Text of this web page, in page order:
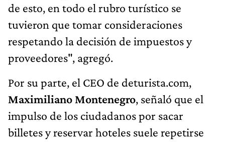
de esto, en todo el rubro turístico se
tuvieron que tomar consideraciones
respetando la decisión de impuestos y
proveedores", agregó.
Por su parte, el CEO de deturista.com,
Maximiliano Montenegro, señaló que el
impulso de los ciudadanos por sacar
billetes y reservar hoteles suele repetirse